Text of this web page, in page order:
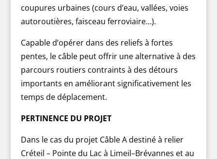
coupures urbaines (cours d’eau, vallées, voies
autoroutières, faisceau ferroviaire…).
Capable d’opérer dans des reliefs à fortes
pentes, le câble peut offrir une alternative à des
parcours routiers contraints à des détours
importants en améliorant significativement les
temps de déplacement.
PERTINENCE DU PROJET
Dans le cas du projet Câble A destiné à relier
Créteil – Pointe du Lac à Limeil–Brévannes et au